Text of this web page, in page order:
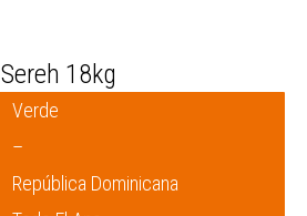
Sereh 18kg
Verde
–
República Dominicana